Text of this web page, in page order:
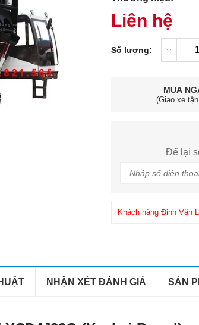
Liên hệ
Số lượng:
MUA
(Giao xe
Để lại
Khách hàng Phuong-
NHẬN XÉT ĐÁNH GIÁ SẢN